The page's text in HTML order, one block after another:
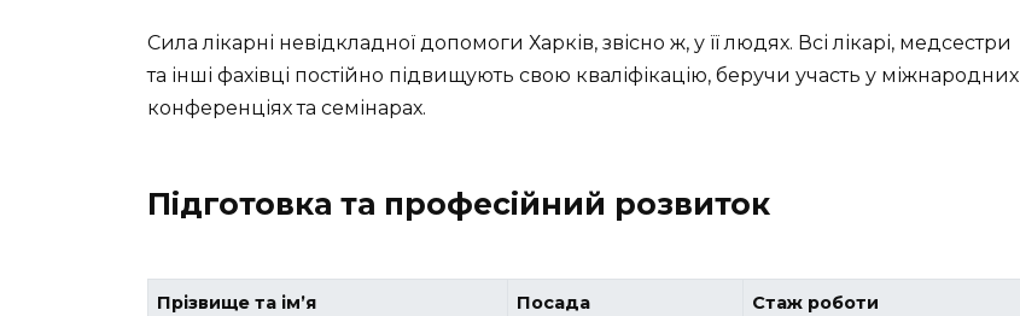
Сила лікарні невідкладної допомоги Харків, звісно ж, у її людях. Всі лікарі, медсестри
та інші фахівці постійно підвищують свою кваліфікацію, беручи участь у міжнародних
конференціях та семінарах.
Підготовка та професійний розвиток
Прізвище та ім’я Посада Стаж роботи